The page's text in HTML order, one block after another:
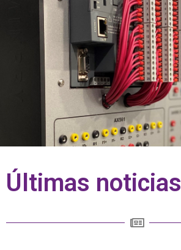
Últimas noticias